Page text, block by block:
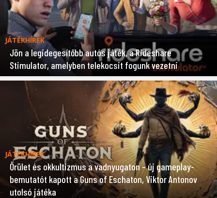
JÁTÉKHÍREK
Jön a legidegesítőbb autós játék, a Rideshare
Stimulator, amelyben telekocsit fogunk vezetni
JÁTÉKHÍREK
Őrület és okkultizmus a vadnyugaton – új gameplay-
bemutatót kapott a Guns of Eschaton, Viktor Antonov
utolsó játéka